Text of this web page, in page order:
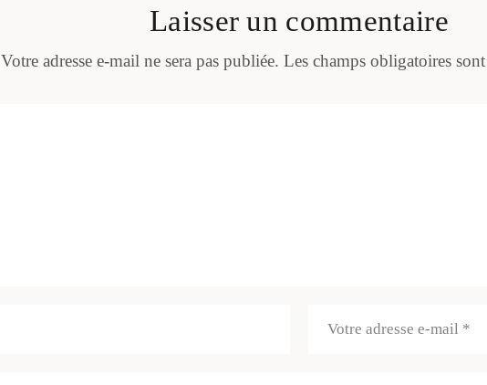
Laisser un commentaire
Votre adresse e-mail ne sera pas publiée. Les champs obligatoires